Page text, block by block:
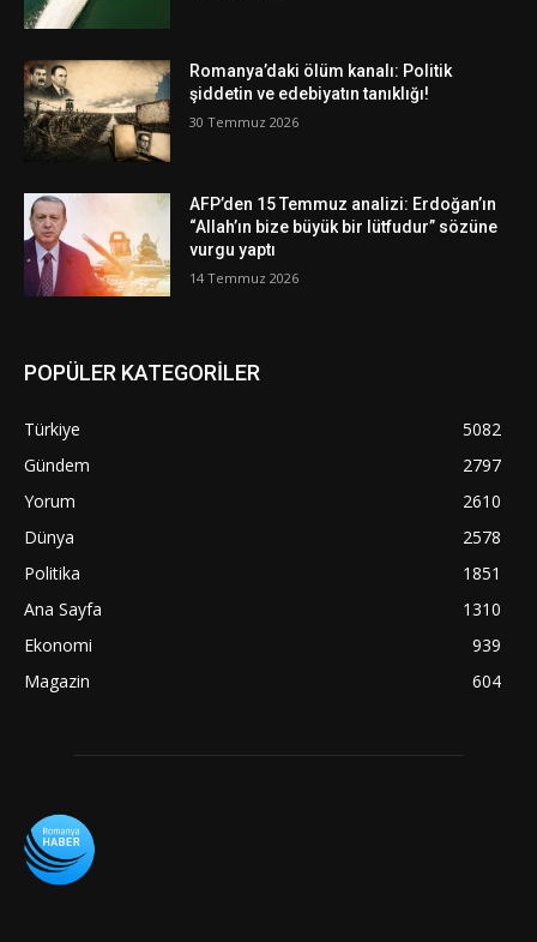
Romanya’daki ölüm kanalı: Politik
şiddetin ve edebiyatın tanıklığı!
30 Temmuz 2026
AFP’den 15 Temmuz analizi: Erdoğan’ın
“Allah’ın bize büyük bir lütfudur” sözüne
vurgu yaptı
14 Temmuz 2026
POPÜLER KATEGORİLER
Türkiye
5082
Gündem
2797
Yorum
2610
Dünya
2578
Politika
1851
Ana Sayfa
1310
Ekonomi
939
Magazin
604